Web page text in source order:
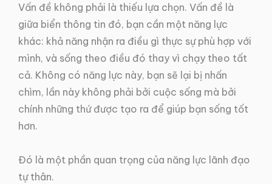
Vấn đề không phải là thiếu lựa chọn. Vấn đề là
giữa biển thông tin đó, bạn cần một năng lực
khác: khả năng nhận ra điều gì thực sự phù hợp với
mình, và sống theo điều đó thay vì chạy theo tất
cả. Không có năng lực này, bạn sẽ lại bị nhấn
chìm, lần này không phải bởi cuộc sống mà bởi
chính những thứ được tạo ra để giúp bạn sống tốt
hơn.
Đó là một phần quan trọng của năng lực lãnh đạo
tự thân.